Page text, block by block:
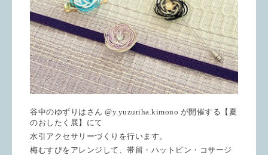
谷中のゆずりはさん @y.yuzuriha.kimono が開催する【夏
のおしたく展】にて
水引アクセサリーづくりを行います。
梅むすびをアレンジして、帯留・ハットピン・コサージ